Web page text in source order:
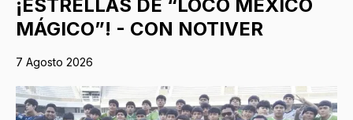
¡ESTRELLAS DE “LOCO MÉXICO
MÁGICO”! - CON NOTIVER
7 Agosto 2026